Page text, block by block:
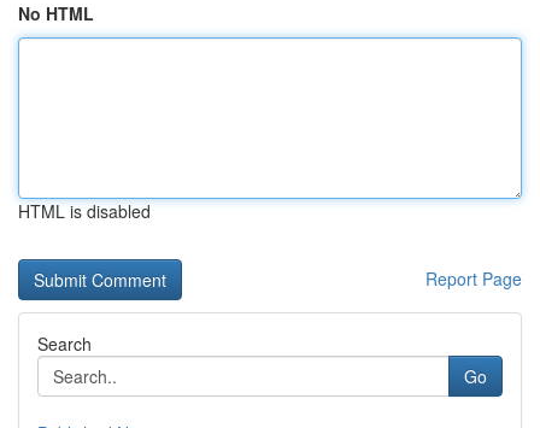
No HTML
HTML is disabled
Report Page
Search
Go